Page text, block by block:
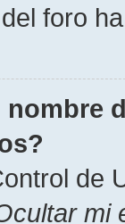
foro
de
mi